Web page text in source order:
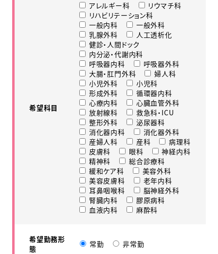
希望科目
アレルギー科
リウマチ科
リハビリテーション科
一般内科
一般外科
乳腺外科
人工透析化
健診・人間ドック
内分泌・代謝内科
呼吸器内科
呼吸器外科
大腸・肛門外科
婦人科
小児外科
小児科
形成外科
循環器内科
心療内科
心臓血管外科
放射線科
救急科・ICU
整形外科
泌尿器科
消化器内科
消化器外科
産婦人科
産科
病理科
皮膚科
眼科
神経内科
精神科
総合診療科
緩和ケア科
美容外科
美容皮膚科
老年内科
耳鼻咽喉科
脳神経外科
腎臓内科
膠原病科
血液内科
麻酔科
希望勤務形
態
常勤 非常勤